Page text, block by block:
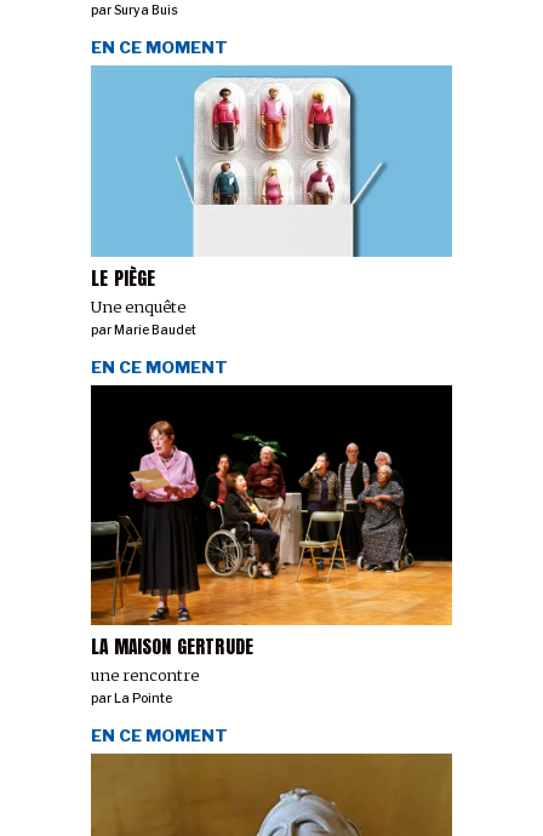
parSurya Buis
LE PIÈGE
Une enquête
EN CE MOMENT
parMarie Baudet
LA MAISON GERTRUDE
une rencontre
EN CE MOMENT
parLa Pointe
EN CE MOMENT